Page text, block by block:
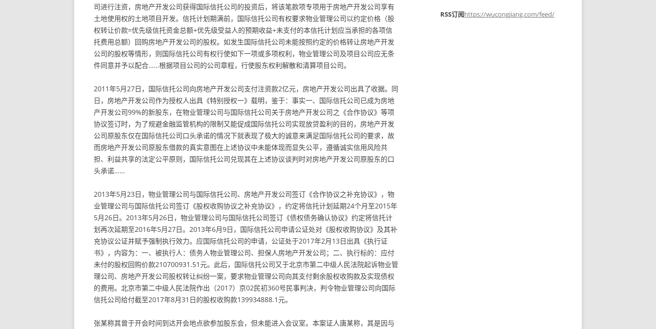
司进行注资，房地产开发公司获得国际信托公司的投资后，将该笔款项专项用于房地产开发公司享有
土地使用权的土地项目开发。信托计划期满前，国际信托公司有权要求物业管理公司以约定价格（股
权转让价款=优先级信托资金总额+优先级受益人的预期收益+未支付的本信托计划应当承担的各项信
托费用总额）回购房地产开发公司的股权。如发生国际信托公司未能按照约定的价格转让房地产开发
公司的股权等情形，则国际信托公司有权行使如下一项或多项权利，物业管理公司及项目公司应无条
件同意并予以配合……根据项目公司的公司章程，行使股东权利解散和清算项目公司。
2011年5月27日，国际信托公司向房地产开发公司支付注资款2亿元，房地产开发公司出具了收据。同
日，房地产开发公司作为授权人出具《特别授权一》载明，鉴于：事实一、国际信托公司已成为房地
产开发公司99%的新股东，在物业管理公司与国际信托公司关于房地产开发公司之《合作协议》等项
协议签订时，为了规避金融监管机构的限制又能促成国际信托公司实现放贷盈利的目的，房地产开发
公司原股东仅在国际信托公司口头承诺的情况下就表现了极大的诚意来满足国际信托公司的要求，故
而房地产开发公司原股东借款的真实意图在上述协议中未能体现而显失公平，遵循诚实信用风险共
担、利益共享的法定公平原则，国际信托公司兑现其在上述协议谈判时对房地产开发公司原股东的口
头承诺……
2013年5月23日，物业管理公司与国际信托公司、房地产开发公司签订《合作协议之补充协议》，物
业管理公司与国际信托公司签订《股权收购协议之补充协议》，约定将信托计划延期24个月至2015年
5月26日。2013年5月26日，物业管理公司与国际信托公司签订《债权债务确认协议》约定将信托计
划再次延期至2016年5月27日。2013年6月9日，国际信托公司申请公证处对《股权收购协议》及其补
充协议公证并赋予强制执行效力。应国际信托公司的申请，公证处于2017年2月13日出具《执行证
书》，内容为：一、被执行人：债务人物业管理公司、担保人房地产开发公司；二、执行标的：应付
未付的股权回购价款210700931.51元。此后，国际信托公司又于北京市第二中级人民法院起诉物业管
理公司、房地产开发公司股权转让纠纷一案，要求物业管理公司向其支付剩余股权收购款及实现债权
的费用。北京市第二中级人民法院作出（2017）京02民初360号民事判决，判令物业管理公司向国际
信托公司给付截至2017年8月31日的股权收购款139934888.1元。
张某称其曾于开会时间到达开会地点欲参加股东会，但未能进入会议室。本案证人唐某称，其是因与
RSS订阅https://wucongjiang.com/feed/